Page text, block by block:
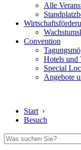
Alle
Convention
Hotels und
Special
Angebote
Start ›
Besuch